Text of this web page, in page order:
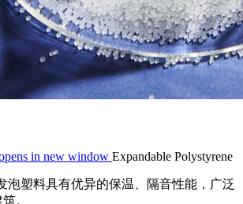
in new window Expandable Polystyrene
泡塑料具有优异的保温、隔音性能，广泛
。